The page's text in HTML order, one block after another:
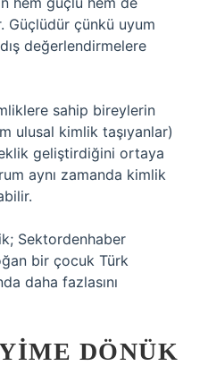
Güçlüdür çünkü uyum
değerlendirmelere
sahip bireylerin
ulusal kimlik taşıyanlar)
geliştirdiğini ortaya
aynı zamanda kimlik
Sektordenhaber
bir çocuk Türk
daha fazlasını
DÖNÜK